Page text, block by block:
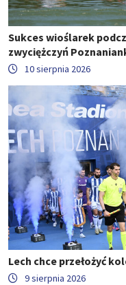
Sukces wioślarek
zwyciężczyń
10 sierpnia 2026
Lech chce przełożyć
9 sierpnia 2026